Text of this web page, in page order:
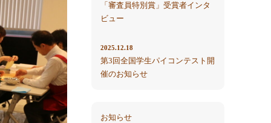
「審査員特別賞」受賞者インタ
ビュー
2025.12.18
第3回全国学生パイコンテスト開
催のお知らせ
お知らせ